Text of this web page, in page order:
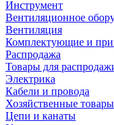
Инструмент
Вентиляционное
Вентиляция
Комплектующие и
Распродажа
Товары для
Электрика
Кабели и провода
Хозяйственные товары
Цепи и канаты